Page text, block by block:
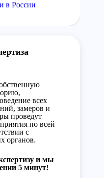
в России
всех
замеров и
проведут
по всей
с
органов.
и мы
5 минут!